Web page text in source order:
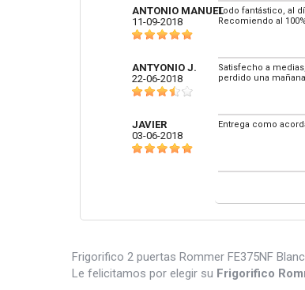
ANTONIO MANUEL
11-09-2018
Todo fantástico, al
Recomiendo al
ANTYONIO J.
22-06-2018
Satisfecho a
perdido una
JAVIER
03-06-2018
Entrega como
Frigorifico 2 puertas Rommer FE375NF
Le felicitamos por elegir su Frigorifico